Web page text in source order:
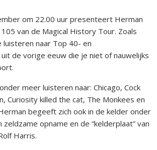
om 22.00 uur presenteert Herman
van de Magical History Tour. Zoals
luisteren naar Top 40- en
de vorige eeuw die je niet of nauwelijks
meer luisteren naar: Chicago, Cock
Curiosity killed the cat, The Monkees en
begeeft zich ook in de kelder onder
opname en de “kelderplaat” van
Harris.